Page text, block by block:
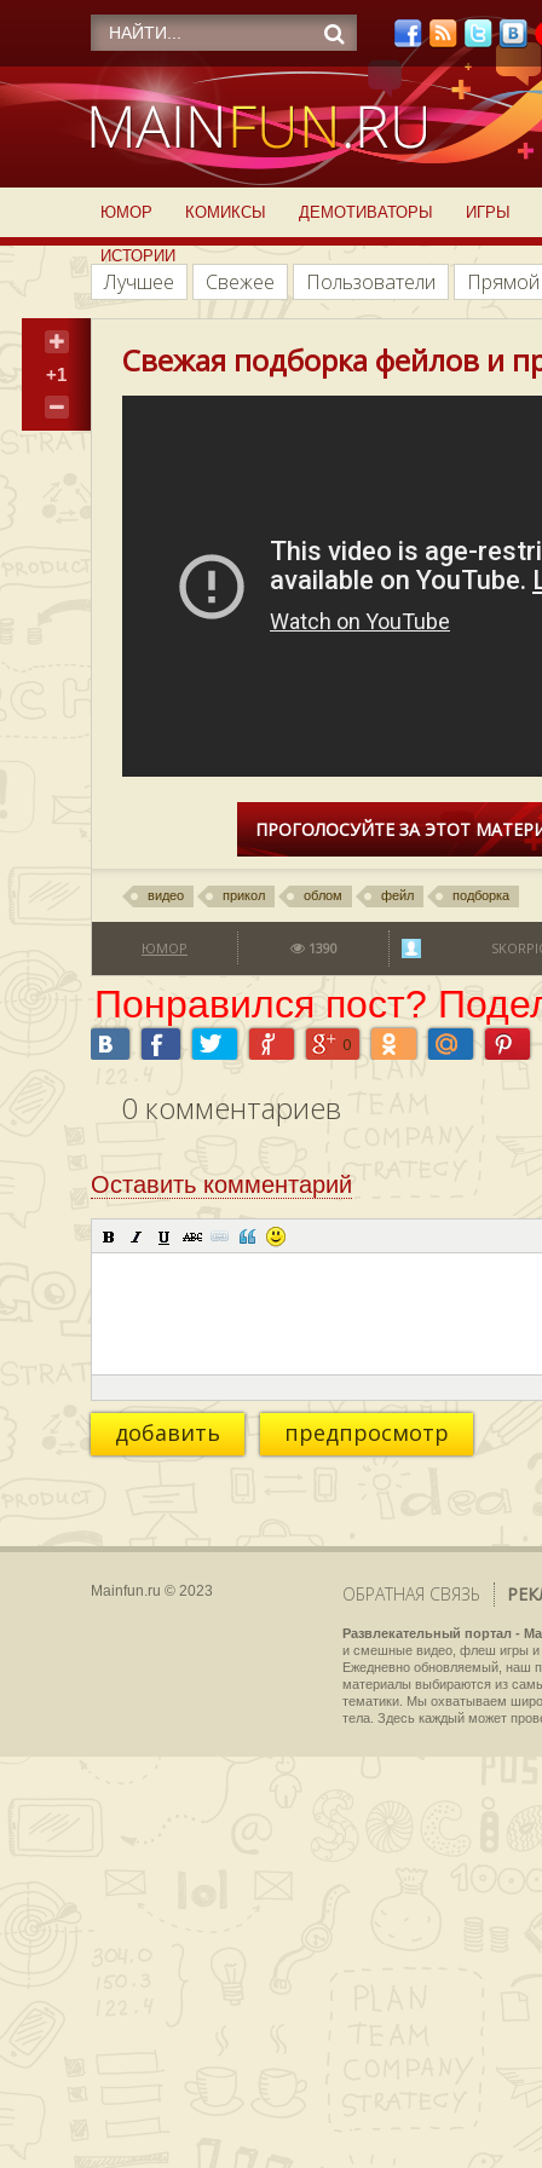
ЮМОР КОМИКСЫ ДЕМОТИВАТОРЫ ИГРЫ
ИСТОРИИ
Лучшее Свежее Пользователи
+1 Свежая подборка фейлов и
ПРОГОЛОСУЙТЕ ЗА ЭТОТ
видео прикол облом фейл подборка
ЮМОР 1390
Понравился пост?
0
0 комментариев
Оставить комментарий
добавить предпросмотр
Mainfun.ru © 2023 ОБРАТНАЯ СВЯЗЬ
Развлекательный портал -
и смешные видео, флеш игры и
Ежедневно обновляемый, наш
материалы выбираются из
тематики. Мы охватываем
тела. Здесь каждый может